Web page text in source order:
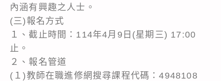
內涵有興趣之人士。
(三)報名方式
１、截止時間：114年4月9日(星期三) 17:00
止。
２、報名管道
(１)教師在職進修網搜尋課程代碼：4948108